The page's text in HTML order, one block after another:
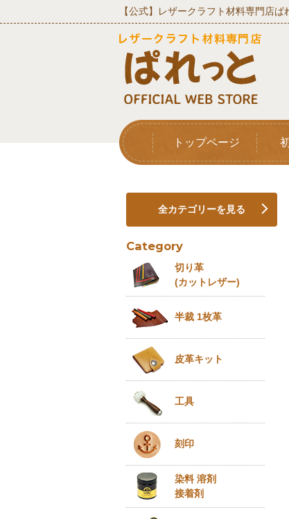
【公式】レザークラフト材料専門店
トップページ
全カテゴリーを見る
Category
切り革
(カットレザー)
半裁 1枚革
皮革キット
工具
刻印
染料 溶剤
接着剤